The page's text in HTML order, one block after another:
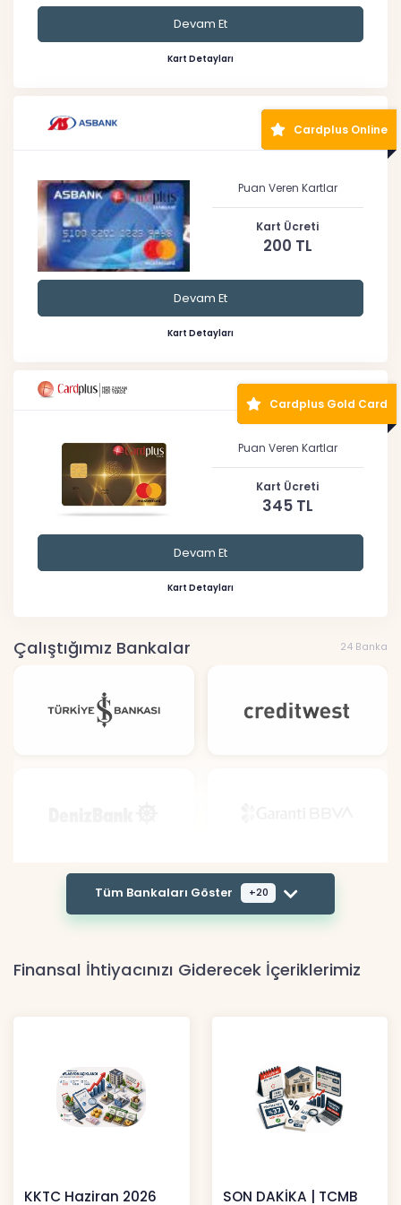
Devam Et
Kart Detayları
Cardplus Online
Puan Veren Kartlar
Kart Ücreti
200 TL
Devam Et
Kart Detayları
Cardplus Gold Card
Puan Veren Kartlar
Kart Ücreti
345 TL
Devam Et
Kart Detayları
Çalıştığımız Bankalar 24 Banka
Tüm Bankaları Göster +20
Finansal İhtiyacınızı Giderecek İçeriklerimiz
KKTC Haziran 2026
SON DAKİKA | TCMB